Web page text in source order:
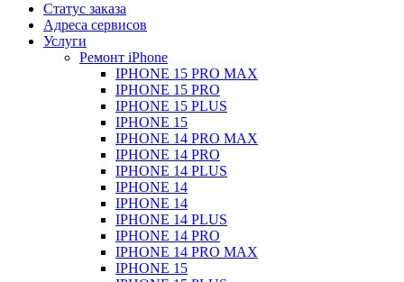
Статус заказа
Адреса сервисов
Услуги
Ремонт iPhone
IPHONE 15 PRO MAX
IPHONE 15 PRO
IPHONE 15 PLUS
IPHONE 15
IPHONE 14 PRO MAX
IPHONE 14 PRO
IPHONE 14 PLUS
IPHONE 14
IPHONE 14
IPHONE 14 PLUS
IPHONE 14 PRO
IPHONE 14 PRO MAX
IPHONE 15